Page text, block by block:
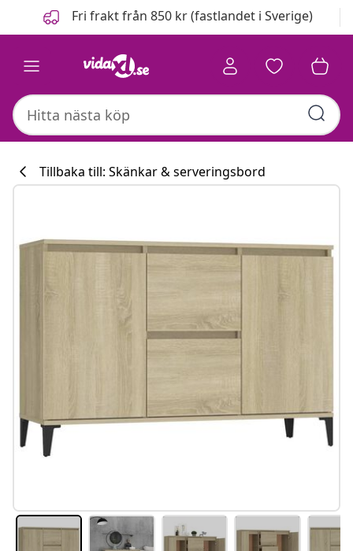
FöregåendeFri frakt från 850 kr (fastlandet i Sverige)
Tillbaka till: Skänkar & serveringsbord